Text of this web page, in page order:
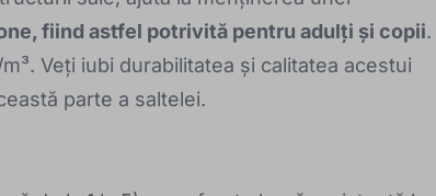
fiind astfel potrivită pentru adulți și copii.
Veți iubi durabilitatea și calitatea acestui
parte a saltelei.